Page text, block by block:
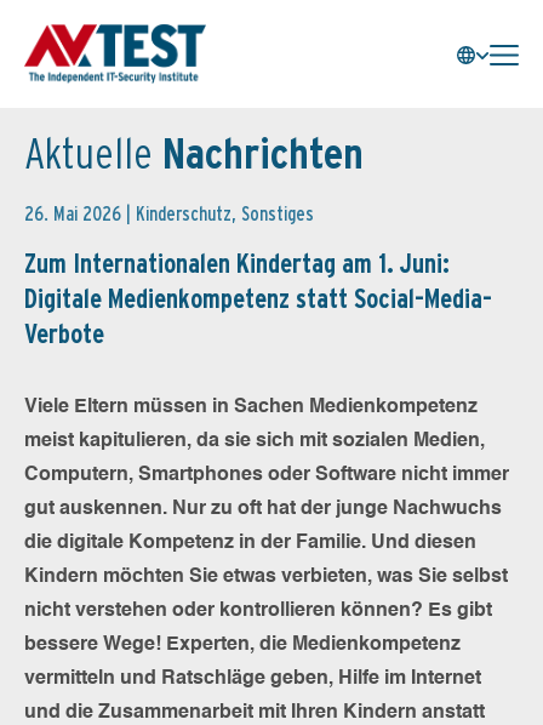
Aktuelle Nachrichten
26. Mai 2026 | Kinderschutz, Sonstiges
Zum Internationalen Kindertag am 1. Juni:
Digitale Medienkompetenz statt Social-Media-
Verbote
Viele Eltern müssen in Sachen Medienkompetenz
meist kapitulieren, da sie sich mit sozialen Medien,
Computern, Smartphones oder Software nicht immer
gut auskennen. Nur zu oft hat der junge Nachwuchs
die digitale Kompetenz in der Familie. Und diesen
Kindern möchten Sie etwas verbieten, was Sie selbst
nicht verstehen oder kontrollieren können? Es gibt
bessere Wege! Experten, die Medienkompetenz
vermitteln und Ratschläge geben, Hilfe im Internet
und die Zusammenarbeit mit Ihren Kindern anstatt